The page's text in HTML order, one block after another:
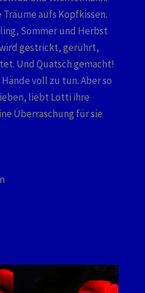
aufs Kopfkissen.
Sommer und Herbst
gestrickt, gerührt,
Und Quatsch gemacht!
voll zu tun. Aber so
liebt Lotti ihre
Überraschung für sie